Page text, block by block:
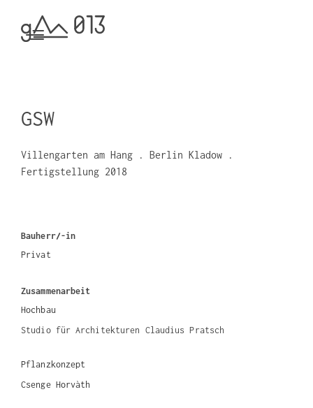
GSW
Villengarten am Hang . Berlin Kladow .
Fertigstellung 2018
Bauherr/-in
Privat
Zusammenarbeit
Hochbau
Studio für Architekturen Claudius Pratsch
Pflanzkonzept
Csenge Horvàth